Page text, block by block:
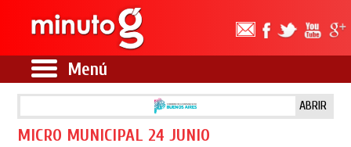
Menú
ABRIR
MICRO MUNICIPAL 24 JUNIO